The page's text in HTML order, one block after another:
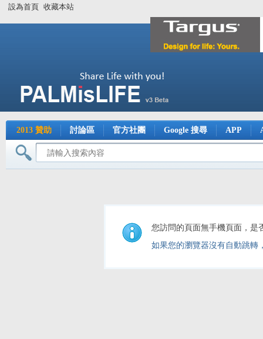
設為首頁 收藏本站
2013 贊助 討論區 官方社團 Google 搜尋 APP
您訪問的頁面無手機頁面，是
如果您的瀏覽器沒有自動跳轉